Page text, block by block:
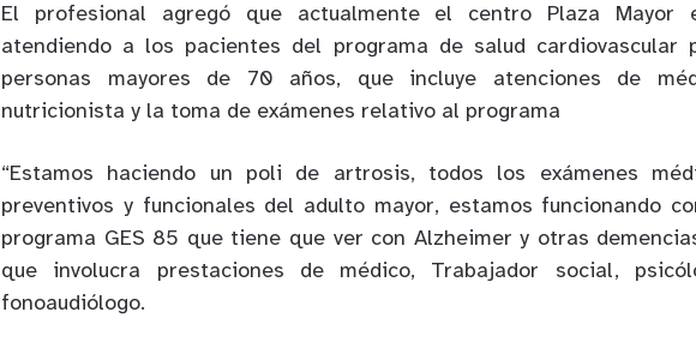
El profesional agregó que actualmente el centro Plaza Mayor
atendiendo a los pacientes del programa de salud cardiovascular
personas mayores de 70 años, que incluye atenciones de
nutricionista y la toma de exámenes relativo al programa
“Estamos haciendo un poli de artrosis, todos los exámenes
preventivos y funcionales del adulto mayor, estamos funcionando
programa GES 85 que tiene que ver con Alzheimer y otras
que involucra prestaciones de médico, Trabajador social,
fonoaudiólogo.